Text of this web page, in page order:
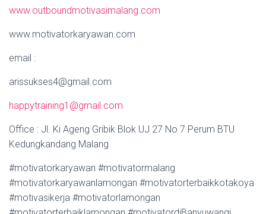
www.outboundmotivasimalang.com
www.motivatorkaryawan.com
email :
arissukses4@gmail.com
happytraining1@gmail.com
Office : Jl. Ki Ageng Gribik Blok UJ 27 No 7 Perum BTU
Kedungkandang Malang
#motivatorkaryawan #motivatormalang
#motivatorkaryawanlamongan #motivatorterbaikkotakoya
#motivasikerja #motivatorlamongan